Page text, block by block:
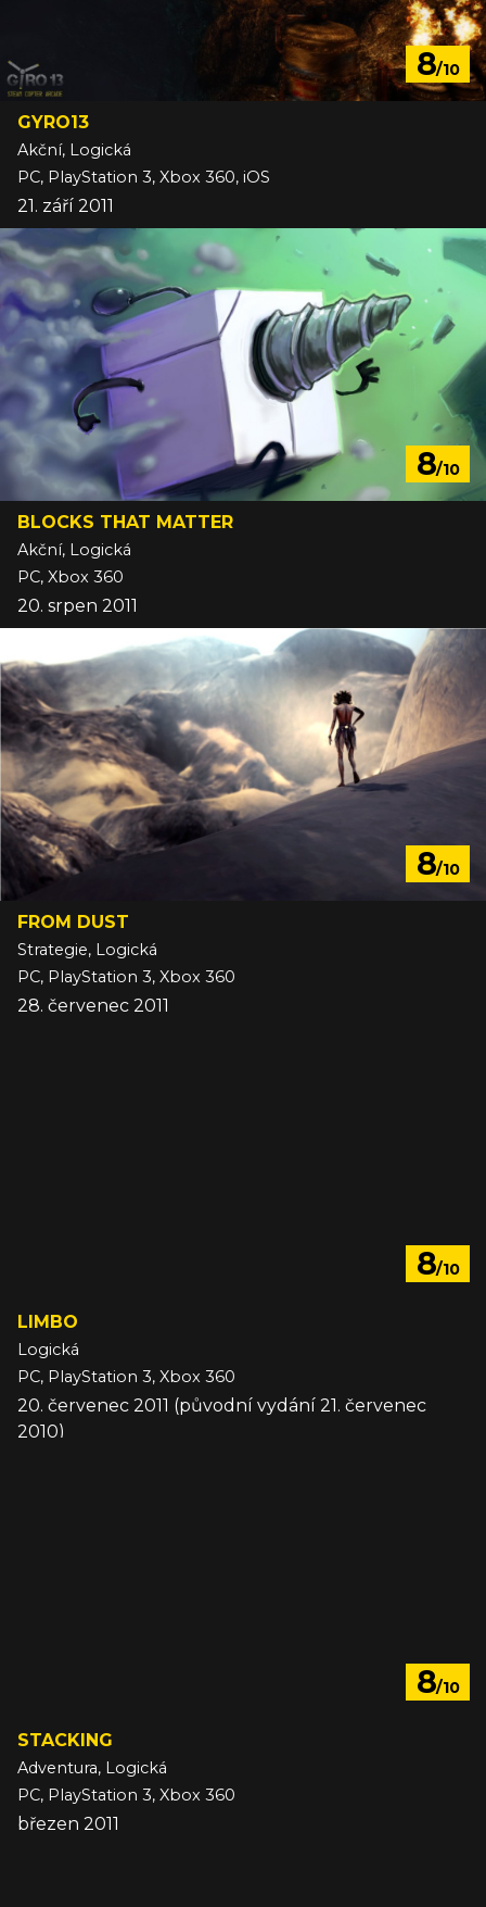
8/10
GYRO13
Akční, Logická
PC, PlayStation 3, Xbox 360, iOS
21. září 2011
8/10
BLOCKS THAT MATTER
Akční, Logická
PC, Xbox 360
20. srpen 2011
8/10
FROM DUST
Strategie, Logická
PC, PlayStation 3, Xbox 360
28. červenec 2011
8/10
LIMBO
Logická
PC, PlayStation 3, Xbox 360
20. červenec 2011 (původní vydání 21. červenec
2010)
8/10
STACKING
Adventura, Logická
PC, PlayStation 3, Xbox 360
březen 2011